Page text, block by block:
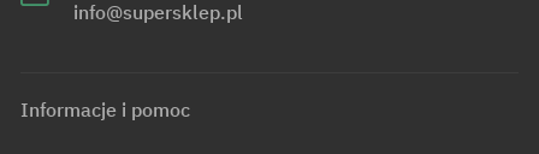
info@supersklep.pl
Informacje i pomoc